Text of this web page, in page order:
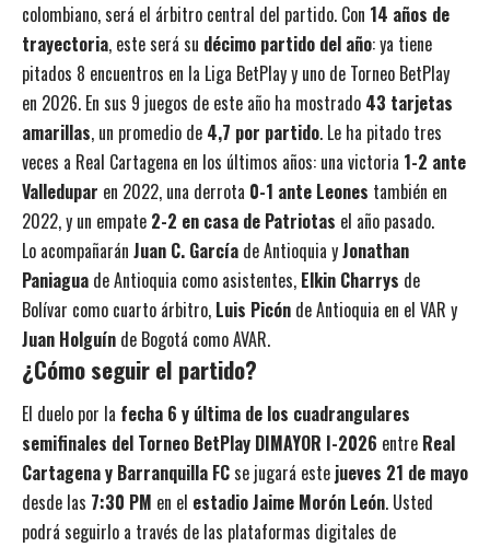
colombiano, será el árbitro central del partido. Con 14 años de
trayectoria, este será su décimo partido del año: ya tiene
pitados 8 encuentros en la Liga BetPlay y uno de Torneo BetPlay
en 2026. En sus 9 juegos de este año ha mostrado 43 tarjetas
amarillas, un promedio de 4,7 por partido. Le ha pitado tres
veces a Real Cartagena en los últimos años: una victoria 1-2 ante
Valledupar en 2022, una derrota 0-1 ante Leones también en
2022, y un empate 2-2 en casa de Patriotas el año pasado.
Lo acompañarán Juan C. García de Antioquia yJonathan
Paniagua de Antioquia como asistentes, Elkin Charrys de
Bolívar como cuarto árbitro, Luis Picón de Antioquia en el VAR y
Juan Holguín de Bogotá como AVAR.
¿Cómo seguir el partido?
El duelo por la fecha 6 y última de los cuadrangulares
semifinales del Torneo BetPlay DIMAYOR I-2026 entre Real
Cartagena y Barranquilla FCse jugará este jueves 21 de mayo
desde las 7:30 PM en el estadio Jaime Morón León. Usted
podrá seguirlo a través de las plataformas digitales de